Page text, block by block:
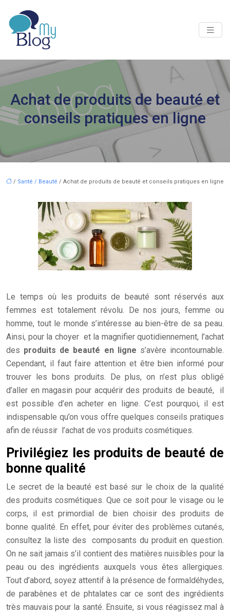
Achat de produits de beauté et
conseils pratiques en ligne
/ Santé / Beauté / Achat de produits de beauté et conseils pratiques en ligne
Le temps où les produits de beauté sont réservés aux
femmes est totalement révolu. De nos jours, femme ou
homme, tout le monde s’intéresse au bien-être de sa peau.
Ainsi, pour la choyer et la magnifier quotidiennement, l’achat
des produits de beauté en ligne s’avère incontournable.
Cependant, il faut faire attention et être bien informé pour
trouver les bons produits. De plus, on n’est plus obligé
d’aller en magasin pour acquérir des produits de beauté, il
est possible d’en acheter en ligne. C’est pourquoi, il est
indispensable qu’on vous offre quelques conseils pratiques
afin de réussir l’achat de vos produits cosmétiques.
Privilégiez les produits de beauté de
bonne qualité
Le secret de la beauté est basé sur le choix de la qualité
des produits cosmétiques. Que ce soit pour le visage ou le
corps, il est primordial de bien choisir des produits de
bonne qualité. En effet, pour éviter des problèmes cutanés,
consultez la liste des composants du produit en question.
On ne sait jamais s’il contient des matières nuisibles pour la
peau ou des ingrédients auxquels vous êtes allergiques.
Tout d’abord, soyez attentif à la présence de formaldéhydes,
de parabènes et de phtalates car ce sont des ingrédients
très mauvais pour la santé. Ensuite, si vous réagissez mal à